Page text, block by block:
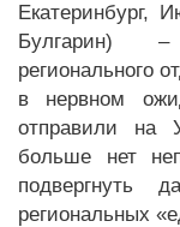
Екатеринбург,
Булгарин) –
регионального
в нервном
отправили на
больше нет
подвергнуть
региональных